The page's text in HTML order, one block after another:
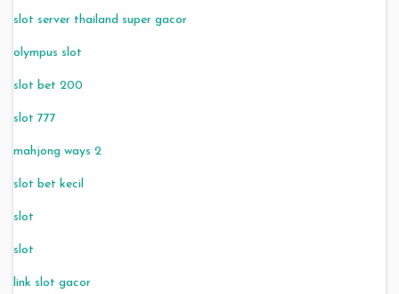
slot server thailand super gacor
olympus slot
slot bet 200
slot 777
mahjong ways 2
slot bet kecil
slot
slot
link slot gacor